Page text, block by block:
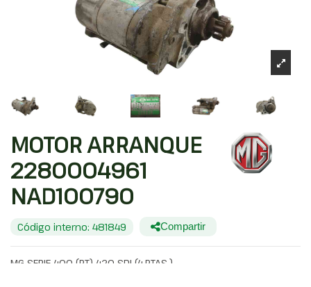
MOTOR ARRANQUE
2280004961
NAD100790
Código interno: 481849 Compartir
MG SERIE 400 (RT) 420 SDI (4-PTAS.)